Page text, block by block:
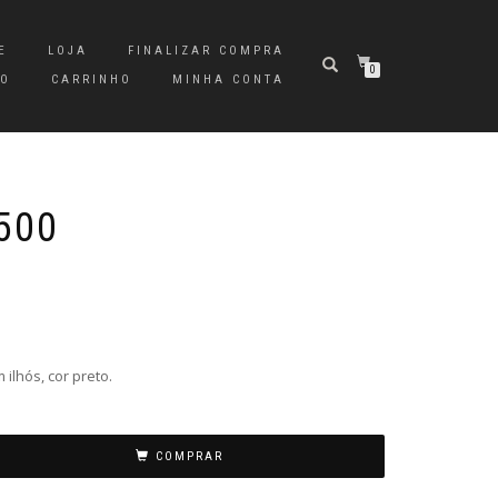
LOJA
FINALIZAR COMPRA
CARRINHO MINHA CONTA
0
ilhós, cor preto.
COMPRAR